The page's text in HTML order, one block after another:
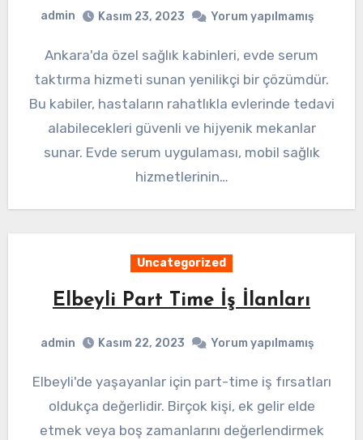
admin Kasım 23, 2023 Yorum yapılmamış
Ankara'da özel sağlık kabinleri, evde serum
taktırma hizmeti sunan yenilikçi bir çözümdür.
Bu kabiler, hastaların rahatlıkla evlerinde tedavi
alabilecekleri güvenli ve hijyenik mekanlar
sunar. Evde serum uygulaması, mobil sağlık
hizmetlerinin…
Uncategorized
Elbeyli Part Time İş İlanları
admin Kasım 22, 2023 Yorum yapılmamış
Elbeyli'de yaşayanlar için part-time iş fırsatları
oldukça değerlidir. Birçok kişi, ek gelir elde
etmek veya boş zamanlarını değerlendirmek